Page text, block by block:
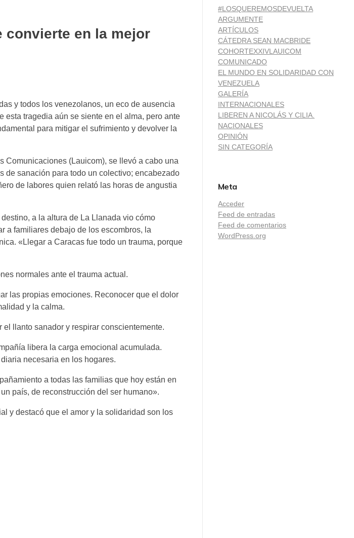
convierte en la mejor
y todos los venezolanos, un eco de ausencia
tragedia aún se siente en el alma, pero ante
para mitigar el sufrimiento y devolver la
Comunicaciones (Lauicom), se llevó a cabo una
de sanación para todo un colectivo; encabezado
de labores quien relató las horas de angustia
a la altura de La Llanada vio cómo
a familiares debajo de los escombros, la
«Llegar a Caracas fue todo un trauma, porque
normales ante el trauma actual.
las propias emociones. Reconocer que el dolor
y la calma.
llanto sanador y respirar conscientemente.
libera la carga emocional acumulada.
necesaria en los hogares.
a todas las familias que hoy están en
país, de reconstrucción del ser humano».
y destacó que el amor y la solidaridad son los
#LOSQUEREMOSDEVUELTA
ARGUMENTE
ARTÍCULOS
CÁTEDRA SEAN MACBRIDE
COHORTEXXIVLAUICOM
COMUNICADO
EL MUNDO EN SOLIDARIDAD CON
VENEZUELA
GALERÍA
INTERNACIONALES
LIBEREN A NICOLÁS Y CILIA.
NACIONALES
OPINIÓN
SIN CATEGORÍA
Meta
Acceder
Feed de entradas
Feed de comentarios
WordPress.org